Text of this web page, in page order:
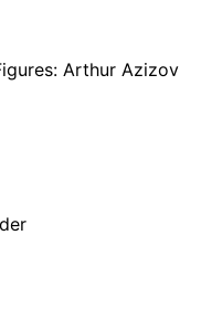
Arthur Azizov